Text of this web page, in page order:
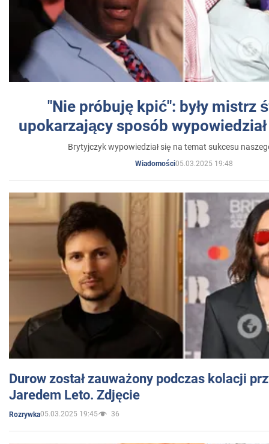
"Nie próbuję kpić": były mistrz
upokarzający sposób
Brytyjczyk wypowiedział się na temat sukcesu
Wiadomości05.03.2025 19:48
Durow został zauważony podczas kolacji
Jaredem Leto. Zdjęcie
Rozrywka05.03.2025 19:45 36